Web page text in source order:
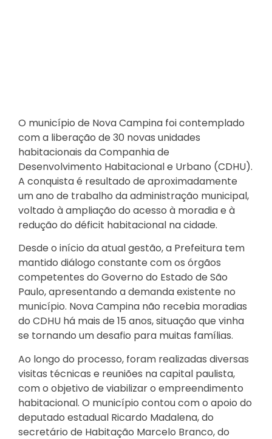
O município de Nova Campina foi contemplado
com a liberação de 30 novas unidades
habitacionais da Companhia de
Desenvolvimento Habitacional e Urbano (CDHU).
A conquista é resultado de aproximadamente
um ano de trabalho da administração municipal,
voltado à ampliação do acesso à moradia e à
redução do déficit habitacional na cidade.
Desde o início da atual gestão, a Prefeitura tem
mantido diálogo constante com os órgãos
competentes do Governo do Estado de São
Paulo, apresentando a demanda existente no
município. Nova Campina não recebia moradias
do CDHU há mais de 15 anos, situação que vinha
se tornando um desafio para muitas famílias.
Ao longo do processo, foram realizadas diversas
visitas técnicas e reuniões na capital paulista,
com o objetivo de viabilizar o empreendimento
habitacional. O município contou com o apoio do
deputado estadual Ricardo Madalena, do
secretário de Habitação Marcelo Branco, do